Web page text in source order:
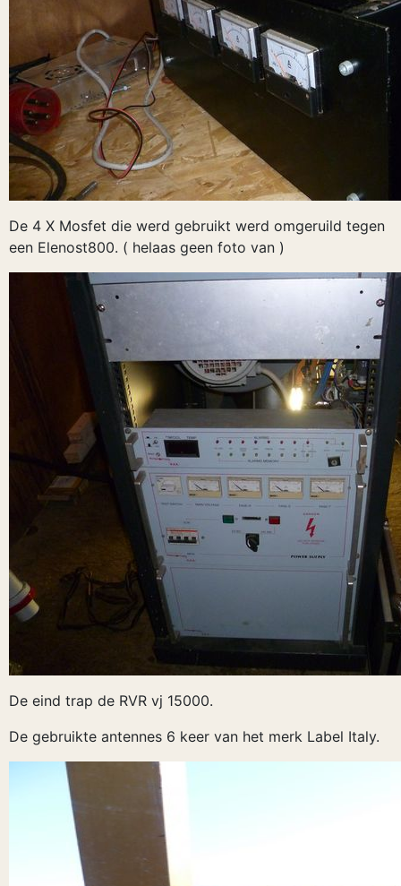
De 4 X Mosfet die werd gebruikt werd omgeruild tegen
een Elenost800. ( helaas geen foto van )
De eind trap de RVR vj 15000.
De gebruikte antennes 6 keer van het merk Label Italy.